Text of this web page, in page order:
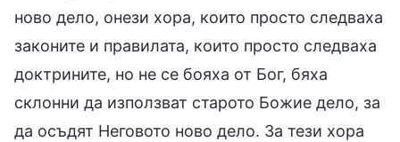
ново дело, онези хора, които просто следваха
законите и правилата, които просто следваха
доктрините, но не се бояха от Бог, бяха
склонни да използват старото Божие дело, за
да осъдят Неговото ново дело. За тези хора